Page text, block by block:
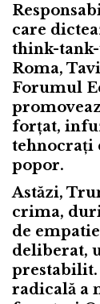
care
think-
Roma,
Forumul
forțat,
tehnocrați
popor.
Astăzi,
crima,
de
deliberat,
prestabilit.
radicală a